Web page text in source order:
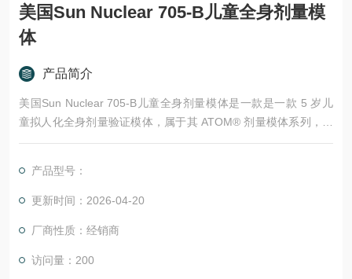
美国Sun Nuclear 705-B儿童全身剂量模
体
产品简介
美国Sun Nuclear 705-B儿童全身剂量模体是一款是一款 5 岁儿
童拟人化全身剂量验证模体，属于其 ATOM® 剂量模体系列，主
要用于放射与诊断中的儿童剂量测量与质量保证.705代表 5 岁儿
格）,模拟对象为标准 5 岁儿童躯干与骨骼结构,材料为组织等效
环氧树脂，精准模拟软组织、骨骼、肺、脊髓等组织的辐射衰
产品型号：
更新时间：2026-04-20
厂商性质：经销商
访问量：200